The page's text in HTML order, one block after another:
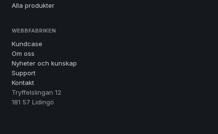
Alla produkter
WEBBFABRIKEN
Kundcase
Om oss
Nyheter och kunskap
Support
Kontakt
Tryffelslingan 12
181 57 Lidingö